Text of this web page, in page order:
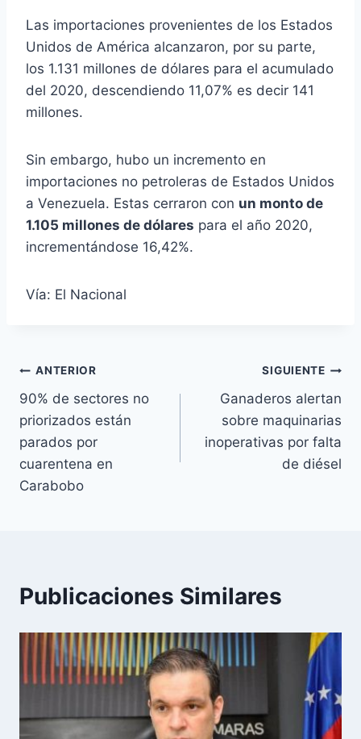
Las importaciones provenientes de los Estados
Unidos de América alcanzaron, por su parte,
los 1.131 millones de dólares para el acumulado
del 2020, descendiendo 11,07% es decir 141
millones.
Sin embargo, hubo un incremento en
importaciones no petroleras de Estados Unidos
a Venezuela. Estas cerraron con un monto de
1.105 millones de dólares para el año 2020,
incrementándose 16,42%.
Vía: El Nacional
Navegación
de
entradas
ANTERIOR
90% de sectores no
priorizados están
parados por
cuarentena en
Carabobo
SIGUIENTE
Ganaderos alertan
sobre maquinarias
inoperativas por falta
de diésel
Publicaciones Similares